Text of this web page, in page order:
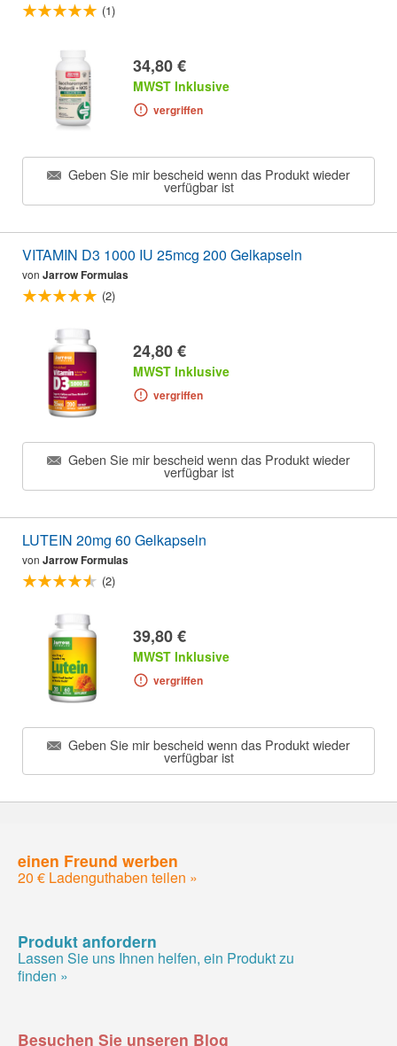
(1)
34,80 €
MWST Inklusive
vergriffen
Geben Sie mir bescheid wenn das Produkt wieder
verfügbar ist
VITAMIN D3 1000 IU 25mcg 200 Gelkapseln
von Jarrow Formulas
(2)
24,80 €
MWST Inklusive
vergriffen
Geben Sie mir bescheid wenn das Produkt wieder
verfügbar ist
LUTEIN 20mg 60 Gelkapseln
von Jarrow Formulas
(2)
39,80 €
MWST Inklusive
vergriffen
Geben Sie mir bescheid wenn das Produkt wieder
verfügbar ist
einen Freund werben
20 € Ladenguthaben teilen »
Produkt anfordern
Lassen Sie uns Ihnen helfen, ein Produkt zu
finden »
Besuchen Sie unseren Blog